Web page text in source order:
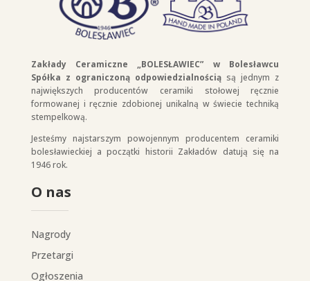
Zakłady Ceramiczne „BOLESŁAWIEC” w Bolesławcu
Spółka z ograniczoną odpowiedzialnością są jednym z
największych producentów ceramiki stołowej ręcznie
formowanej i ręcznie zdobionej unikalną w świecie techniką
stempelkową.
Jesteśmy najstarszym powojennym producentem ceramiki
bolesławieckiej a początki historii Zakładów datują się na
1946 rok.
O nas
Nagrody
Przetargi
Ogłoszenia